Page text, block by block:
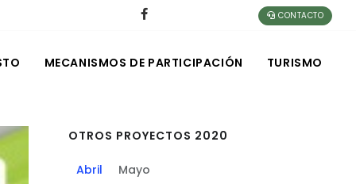
CONTACTO
MECANISMOS DE PARTICIPACIÓN TURISMO
OTROS PROYECTOS 2020
Abril Mayo